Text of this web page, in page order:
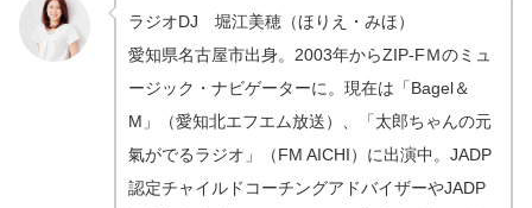
ラジオDJ 堀江美穂（ほりえ・みほ）
愛知県名古屋市出身。2003年からZIP-FＭのミュ
ージック・ナビゲーターに。現在は「Bagel＆
M」（愛知北エフエム放送）、「太郎ちゃんの元
氣がでるラジオ」（FM AICHI）に出演中。JADP
認定チャイルドコーチングアドバイザーやJADP